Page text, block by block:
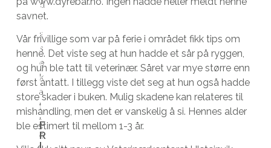
savnet.
Vår frivillige som var på ferie i området fikk tips om
henne. Det viste seg at hun hadde et sår på ryggen,
og hun ble tatt til veterinær. Såret var mye større enn
først antatt. I tillegg viste det seg at hun også hadde
store skader i buken. Mulig skadene kan relateres til
mishandling, men det er vanskelig å si. Hennes alder
ble estimert til mellom 1-3 år.
d
i
s
s
e
k
a
t
t
e
u
k
a
t
t
e
n
e
m
u
F
R
I